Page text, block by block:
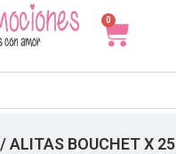
0
/ ALITAS BOUCHET X 25